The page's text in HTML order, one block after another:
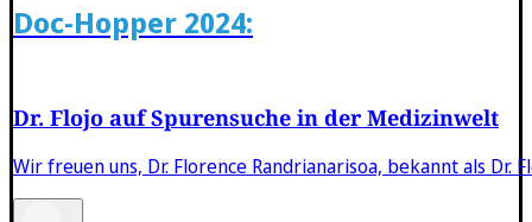
Doc-Hopper 2024:
Dr. Flojo auf Spurensuche in der Medizinwelt
Wir freuen uns, Dr. Florence Randrianarisoa, bekannt als